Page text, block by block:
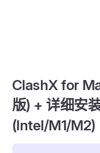
ClashX for
版) + 详细安
(Intel/M1/M2)